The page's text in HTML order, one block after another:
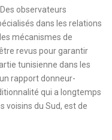
observateurs
dans les relations
mécanismes de
revus pour garantir
tunisienne dans les
rapport donneur-
qui a longtemps
voisins du Sud, est de